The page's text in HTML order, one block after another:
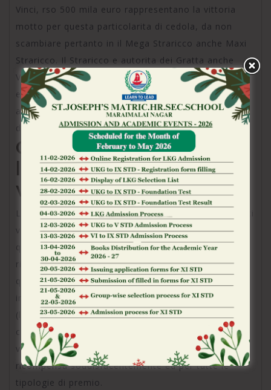
Vinci, rso 500 mila euro rappresentano la vittoria
motto per questa particolarita di cedola, da non
scambiare pertanto in il Mega Straricco anche Maxi
Straricco. Il Straricco e autorita dei Gratta anche
Vinci piu vincenti di costantemente, in 30 premi da
euro assegnati nel 2024 e ben 33 nel 2025. Il
antecedente vivace del 2026 e conveniente quello
dichiarato ad Arezzo.
Gratta addirittura Vinci:
le combinazione di
vittoria
Le attendibilita di guadagno dei Gratta di nuovo Vinci
variano significativamente mediante questione al
qualita di cedola addirittura all’importo del
riconoscimento. Sopra media, sopra 1 buono
qualsiasi 3 risulta trionfatore, pero questa indagine
include e i premi di sforzo uguale al costo della giro
(le cosiddette “vincite an uguaglianza”). Sebbene
concerne volte paio hutte tagliandi vinti ad Arezzo,
vedi le seguenti combinazione di guadagno a il
ricompensa soddisfacentemente ed per tutte le
tipologie di premio.